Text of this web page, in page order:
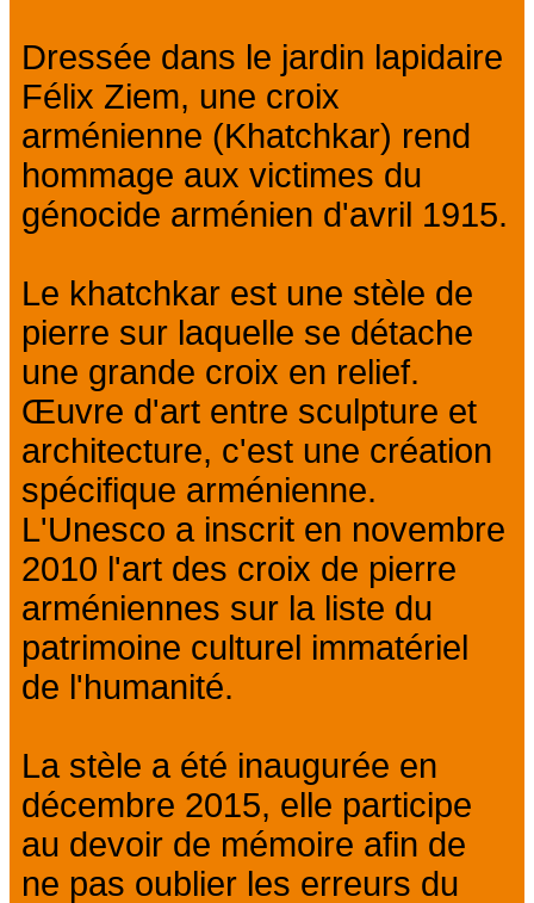
Dressée dans le jardin lapidaire
Félix Ziem, une croix
arménienne (Khatchkar) rend
hommage aux victimes du
génocide arménien d'avril 1915.
Le khatchkar est une stèle de
pierre sur laquelle se détache
une grande croix en relief.
Œuvre d'art entre sculpture et
architecture, c'est une création
spécifique arménienne.
L'Unesco a inscrit en novembre
2010 l'art des croix de pierre
arméniennes sur la liste du
patrimoine culturel immatériel
de l'humanité.
La stèle a été inaugurée en
décembre 2015, elle participe
au devoir de mémoire afin de
ne pas oublier les erreurs du